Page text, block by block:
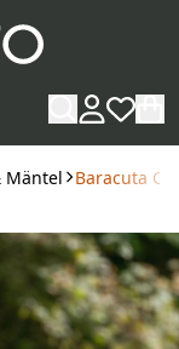
Mäntel Baracuta